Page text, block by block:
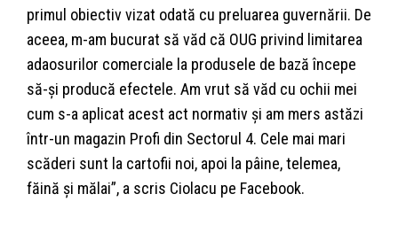
primul obiectiv vizat odată cu preluarea guvernării. De
aceea, m-am bucurat să văd că OUG privind limitarea
adaosurilor comerciale la produsele de bază începe
să-şi producă efectele. Am vrut să văd cu ochii mei
cum s-a aplicat acest act normativ şi am mers astăzi
într-un magazin Profi din Sectorul 4. Cele mai mari
scăderi sunt la cartofii noi, apoi la pâine, telemea,
făină şi mălai”, a scris Ciolacu pe Facebook.